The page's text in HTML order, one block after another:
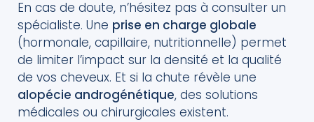
En cas de doute, n’hésitez pas à consulter un
spécialiste. Une prise en charge globale
(hormonale, capillaire, nutritionnelle) permet
de limiter l’impact sur la densité et la qualité
de vos cheveux. Et si la chute révèle une
alopécie androgénétique, des solutions
médicales ou chirurgicales existent.